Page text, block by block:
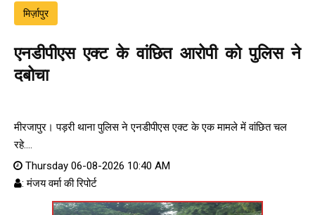
मिर्ज़ापुर
एनडीपीएस एक्ट के वांछित आरोपी को पुलिस ने
दबोचा
मीरजापुर। पड़री थाना पुलिस ने एनडीपीएस एक्ट के एक मामले में वांछित चल
रहे....
Thursday 06-08-2026 10:40 AM
: मंजय वर्मा की रिपोर्ट